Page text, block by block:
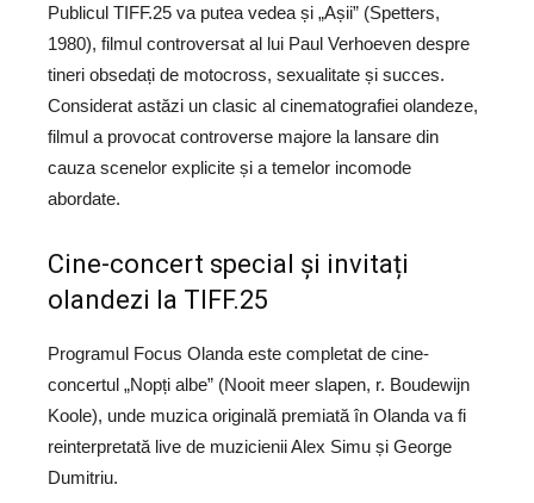
Publicul TIFF.25 va putea vedea și „Așii” (Spetters,
1980), filmul controversat al lui Paul Verhoeven despre
tineri obsedați de motocross, sexualitate și succes.
Considerat astăzi un clasic al cinematografiei olandeze,
filmul a provocat controverse majore la lansare din
cauza scenelor explicite și a temelor incomode
abordate.
Cine-concert special și invitați
olandezi la TIFF.25
Programul Focus Olanda este completat de cine-
concertul „Nopți albe” (Nooit meer slapen, r. Boudewijn
Koole), unde muzica originală premiată în Olanda va fi
reinterpretată live de muzicienii Alex Simu și George
Dumitriu.